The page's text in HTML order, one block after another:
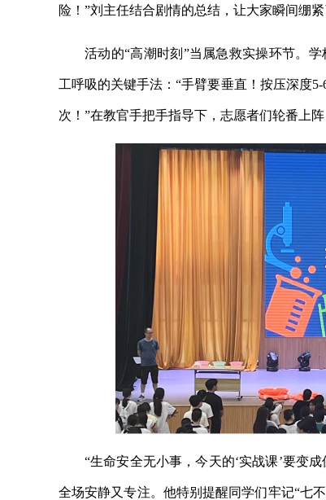
险！”刘主任结合剧情的总结，让大家瞬间绷紧
活动的“高潮时刻”当属急救实操环节。
工呼吸的关键手法：“手臂要垂直！按压深度
次！”在教官手把手指导下，志愿者们轮番上
“生命安全无小事，今天的‘实战课’要变
全场安静又专注。他特别提醒同学们牢记“七